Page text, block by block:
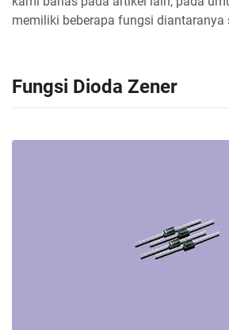
memiliki beberapa fungsi diantaranya
Fungsi Dioda Zener